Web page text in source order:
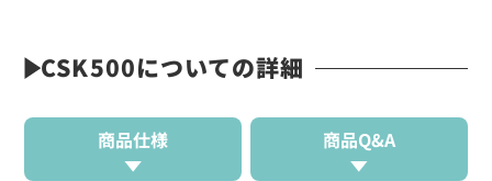
CSK500についての詳細
商品仕様 商品Q&A